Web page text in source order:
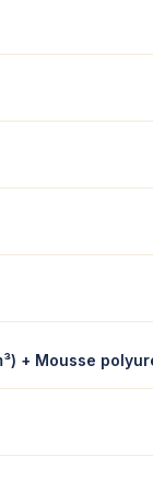
+ Mousse